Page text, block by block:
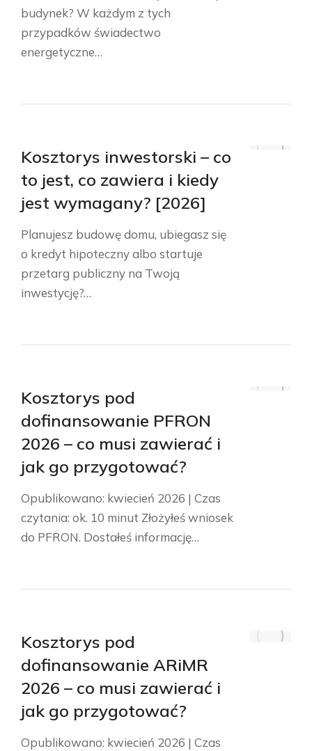
budynek? W każdym z tych
przypadków świadectwo
energetyczne…
Kosztorys inwestorski – co
to jest, co zawiera i kiedy
jest wymagany? [2026]
Planujesz budowę domu, ubiegasz się
o kredyt hipoteczny albo startuje
przetarg publiczny na Twoją
inwestycję?…
Kosztorys pod
dofinansowanie PFRON
2026 – co musi zawierać i
jak go przygotować?
Opublikowano: kwiecień 2026 | Czas
czytania: ok. 10 minut Złożyłeś wniosek
do PFRON. Dostałeś informację…
Kosztorys pod
dofinansowanie ARiMR
2026 – co musi zawierać i
jak go przygotować?
Opublikowano: kwiecień 2026 | Czas